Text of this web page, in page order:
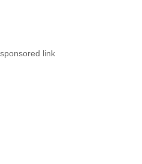
sponsored link